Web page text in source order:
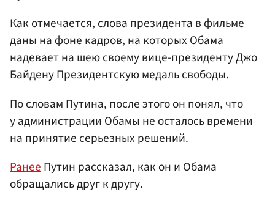
Как отмечается, слова президента в фильме
даны на фоне кадров, на которыхОбама
надевает на шею своему вице-президентуДжо
БайденуПрезидентскую медаль свободы.
По словам Путина, после этого он понял, что
у администрации Обамы не осталось времени
на принятие серьезных решений.
РанееПутин рассказал, как он и Обама
обращались друг к другу.